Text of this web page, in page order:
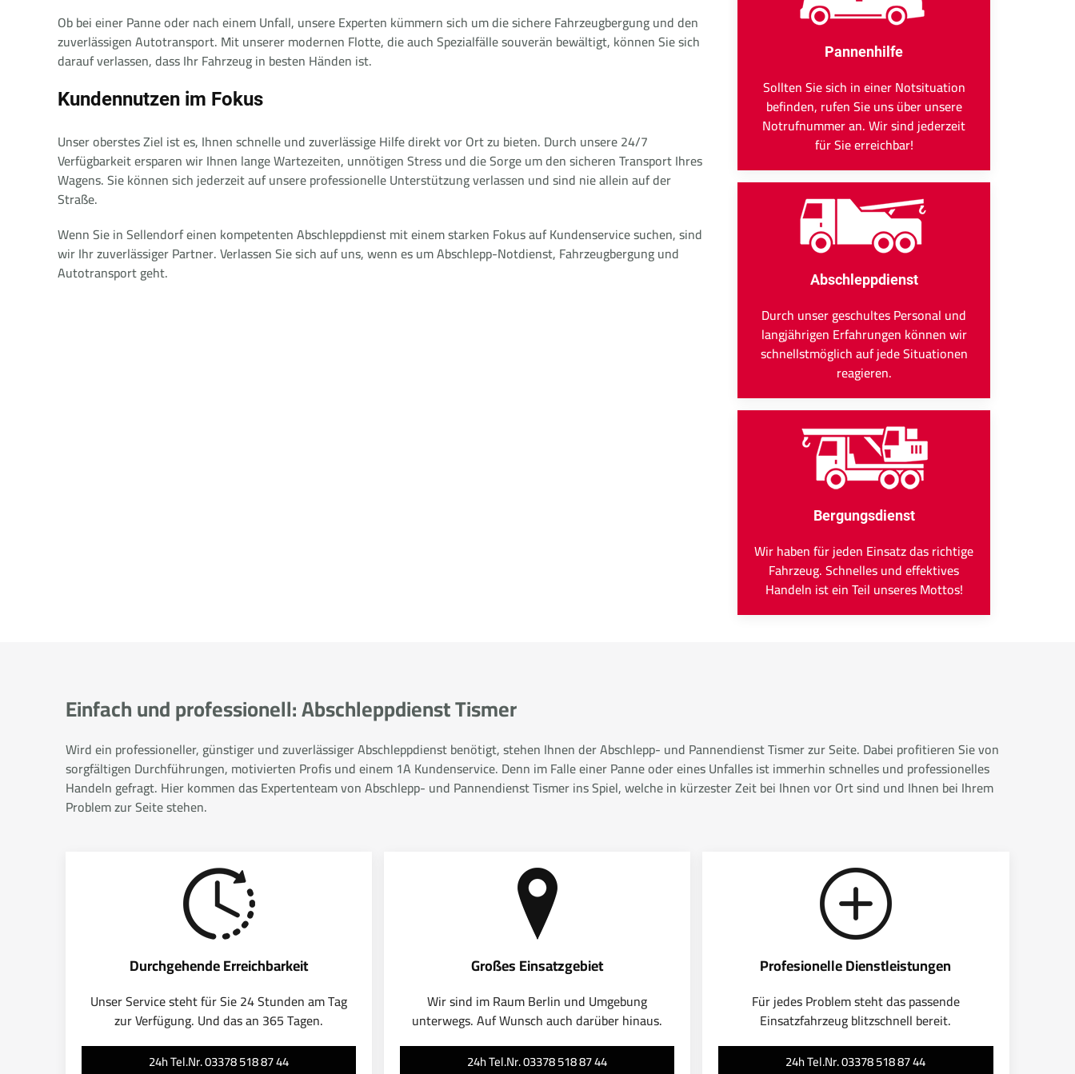
Ob bei einer Panne oder nach einem Unfall, unsere Experten kümmern sich um die sichere Fahrzeugbergung und den
zuverlässigen Autotransport. Mit unserer modernen Flotte, die auch Spezialfälle souverän bewältigt, können Sie sich
darauf verlassen, dass Ihr Fahrzeug in besten Händen ist.
Kundennutzen im Fokus
Unser oberstes Ziel ist es, Ihnen schnelle und zuverlässige Hilfe direkt vor Ort zu bieten. Durch unsere 24/7
Verfügbarkeit ersparen wir Ihnen lange Wartezeiten, unnötigen Stress und die Sorge um den sicheren Transport Ihres
Wagens. Sie können sich jederzeit auf unsere professionelle Unterstützung verlassen und sind nie allein auf der
Straße.
Wenn Sie in Sellendorf einen kompetenten Abschleppdienst mit einem starken Fokus auf Kundenservice suchen, sind
wir Ihr zuverlässiger Partner. Verlassen Sie sich auf uns, wenn es um Abschlepp-Notdienst, Fahrzeugbergung und
Autotransport geht.
Pannenhilfe
Sollten Sie sich in einer Notsituation
befinden, rufen Sie uns über unsere
Notrufnummer an. Wir sind jederzeit
für Sie erreichbar!
Abschleppdienst
Durch unser geschultes Personal und
langjährigen Erfahrungen können wir
schnellstmöglich auf jede Situationen
reagieren.
Bergungsdienst
Wir haben für jeden Einsatz das richtige
Fahrzeug. Schnelles und effektives
Handeln ist ein Teil unseres Mottos!
Einfach und professionell: Abschleppdienst Tismer
Wird ein professioneller, günstiger und zuverlässiger Abschleppdienst benötigt, stehen Ihnen der Abschlepp- und Pannendienst Tismer zur Seite. Dabei profitieren Sie von
sorgfältigen Durchführungen, motivierten Profis und einem 1A Kundenservice. Denn im Falle einer Panne oder eines Unfalles ist immerhin schnelles und professionelles
Handeln gefragt. Hier kommen das Expertenteam von Abschlepp- und Pannendienst Tismer ins Spiel, welche in kürzester Zeit bei Ihnen vor Ort sind und Ihnen bei Ihrem
Problem zur Seite stehen.
Durchgehende Erreichbarkeit
Unser Service steht für Sie 24 Stunden am Tag
zur Verfügung. Und das an 365 Tagen.
24h Tel.Nr. 03378 518 87 44
Großes Einsatzgebiet
Wir sind im Raum Berlin und Umgebung
unterwegs. Auf Wunsch auch darüber hinaus.
24h Tel.Nr. 03378 518 87 44
Profesionelle Dienstleistungen
Für jedes Problem steht das passende
Einsatzfahrzeug blitzschnell bereit.
24h Tel.Nr. 03378 518 87 44